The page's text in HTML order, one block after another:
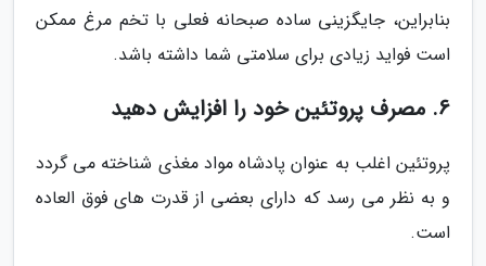
بنابراین، جایگزینی ساده صبحانه فعلی با تخم مرغ ممکن
است فواید زیادی برای سلامتی شما داشته باشد.
6. مصرف پروتئین خود را افزایش دهید
پروتئین اغلب به عنوان پادشاه مواد مغذی شناخته می گردد
و به نظر می رسد که دارای بعضی از قدرت های فوق العاده
است.